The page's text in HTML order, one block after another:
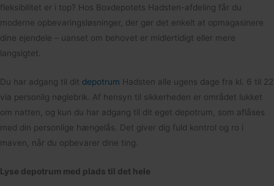
fleksibilitet er i top? Hos Boxdepotets Hadsten-afdeling får du
moderne opbevaringsløsninger, der gør det enkelt at opmagasinere
dine ejendele – uanset om behovet er midlertidigt eller mere
langsigtet.
Du har adgang til dit depotrum Hadsten alle ugens dage fra kl. 6 til 22
via personlig nøglebrik. Af hensyn til sikkerheden er området lukket
om natten, og kun du har adgang til dit eget depotrum, som aflåses
med din personlige hængelås. Det giver dig fuld kontrol og ro i
maven, når du opbevarer dine ting.
Lyse depotrum med plads til det hele